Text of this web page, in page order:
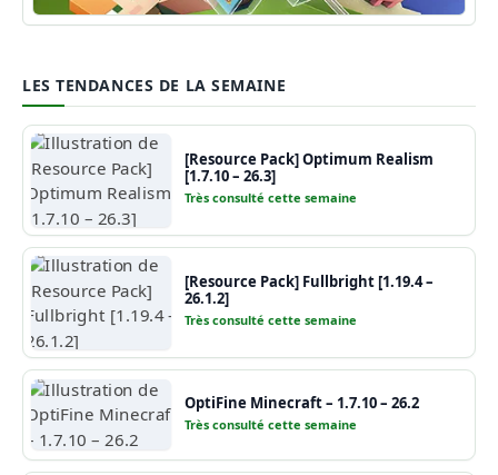
Guide Minecraft
LES TENDANCES DE LA SEMAINE
[Resource Pack] Optimum Realism
[1.7.10 – 26.3]
Très consulté cette semaine
[Resource Pack] Fullbright [1.19.4 –
26.1.2]
Très consulté cette semaine
OptiFine Minecraft – 1.7.10 – 26.2
Très consulté cette semaine